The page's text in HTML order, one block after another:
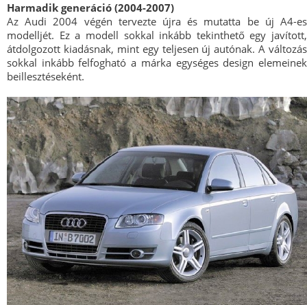
Harmadik generáció (2004-2007)
Az Audi 2004 végén tervezte újra és mutatta be új A4-es
modelljét. Ez a modell sokkal inkább tekinthető egy javított,
átdolgozott kiadásnak, mint egy teljesen új autónak. A változás
sokkal inkább felfogható a márka egységes design elemeinek
beillesztéseként.